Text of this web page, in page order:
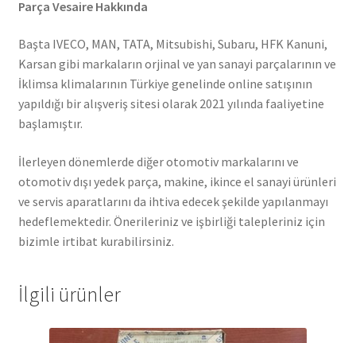
Parça Vesaire Hakkında
Başta IVECO, MAN, TATA, Mitsubishi, Subaru, HFK Kanuni,
Karsan gibi markaların orjinal ve yan sanayi parçalarının ve
İklimsa klimalarının Türkiye genelinde online satışının
yapıldığı bir alışveriş sitesi olarak 2021 yılında faaliyetine
başlamıştır.
İlerleyen dönemlerde diğer otomotiv markalarını ve
otomotiv dışı yedek parça, makine, ikince el sanayi ürünleri
ve servis aparatlarını da ihtiva edecek şekilde yapılanmayı
hedeflemektedir. Önerileriniz ve işbirliği talepleriniz için
bizimle irtibat kurabilirsiniz.
İlgili ürünler